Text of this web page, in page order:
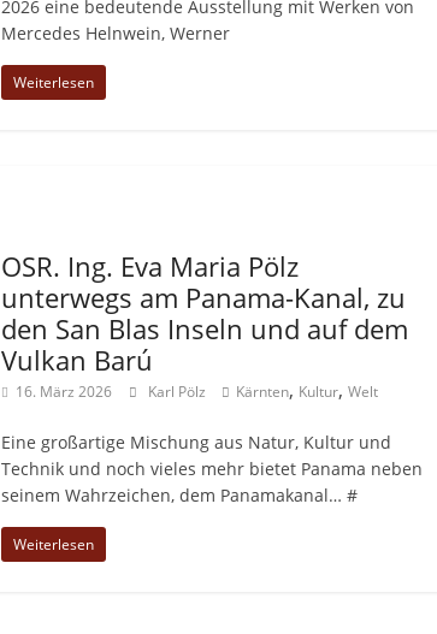
2026 eine bedeutende Ausstellung mit Werken von
Mercedes Helnwein, Werner
Weiterlesen
OSR. Ing. Eva Maria Pölz
unterwegs am Panama-Kanal, zu
den San Blas Inseln und auf dem
Vulkan Barú
16. März 2026 Karl Pölz Kärnten, Kultur,Welt
Eine großartige Mischung aus Natur, Kultur und
Technik und noch vieles mehr bietet Panama neben
seinem Wahrzeichen, dem Panamakanal… #
Weiterlesen